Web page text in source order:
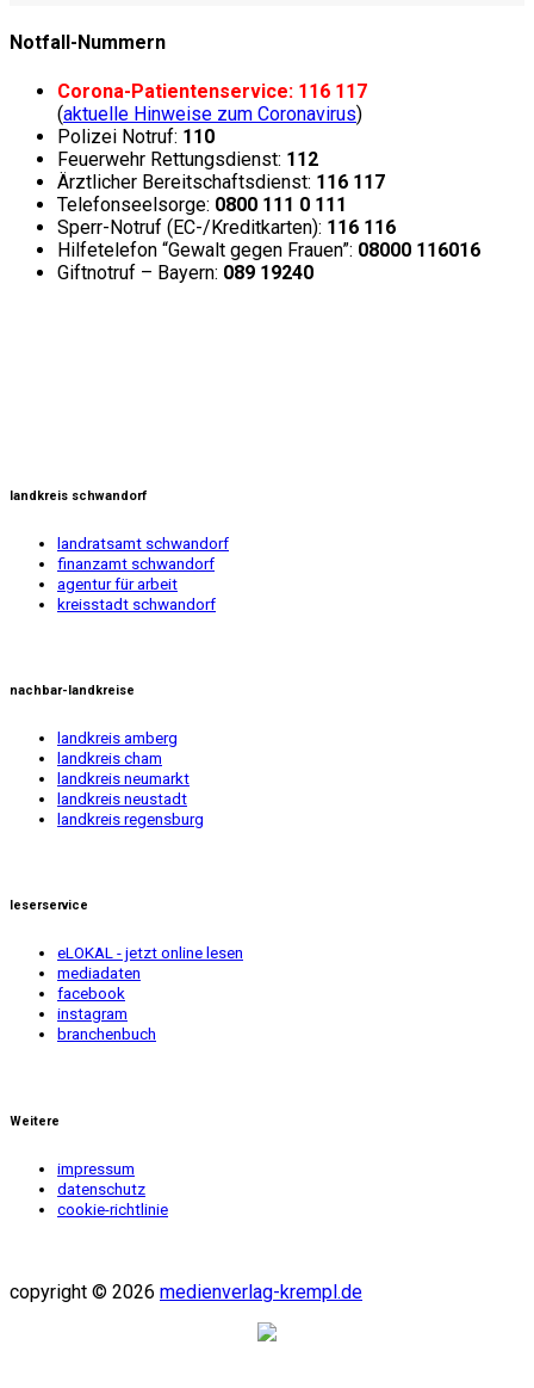
Notfall-Nummern
Corona-Patientenservice: 116 117
(aktuelle Hinweise zum Coronavirus)
Polizei Notruf: 110
Feuerwehr Rettungsdienst: 112
Ärztlicher Bereitschaftsdienst: 116 117
Telefonseelsorge: 0800 111 0 111
Sperr-Notruf (EC-/Kreditkarten): 116 116
Hilfetelefon “Gewalt gegen Frauen”: 08000 116016
Giftnotruf – Bayern: 089 19240
landkreis schwandorf
landratsamt schwandorf
finanzamt schwandorf
agentur für arbeit
kreisstadt schwandorf
nachbar-landkreise
landkreis amberg
landkreis cham
landkreis neumarkt
landkreis neustadt
landkreis regensburg
leserservice
eLOKAL - jetzt online lesen
mediadaten
facebook
instagram
branchenbuch
Weitere
impressum
datenschutz
cookie-richtlinie
copyright © 2026 medienverlag-krempl.de